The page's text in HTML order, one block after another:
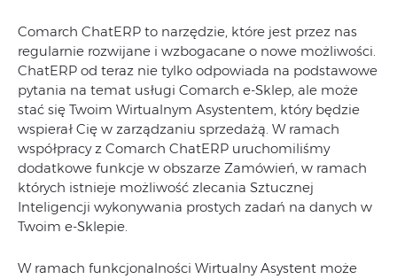
Comarch ChatERP to narzędzie, które jest przez nas
regularnie rozwijane i wzbogacane o nowe możliwości.
ChatERP od teraz nie tylko odpowiada na podstawowe
pytania na temat usługi Comarch e-Sklep, ale może
stać się Twoim Wirtualnym Asystentem, który będzie
wspierał Cię w zarządzaniu sprzedażą. W ramach
współpracy z Comarch ChatERP uruchomiliśmy
dodatkowe funkcje w obszarze Zamówień, w ramach
których istnieje możliwość zlecania Sztucznej
Inteligencji wykonywania prostych zadań na danych w
Twoim e-Sklepie.
W ramach funkcjonalności Wirtualny Asystent może